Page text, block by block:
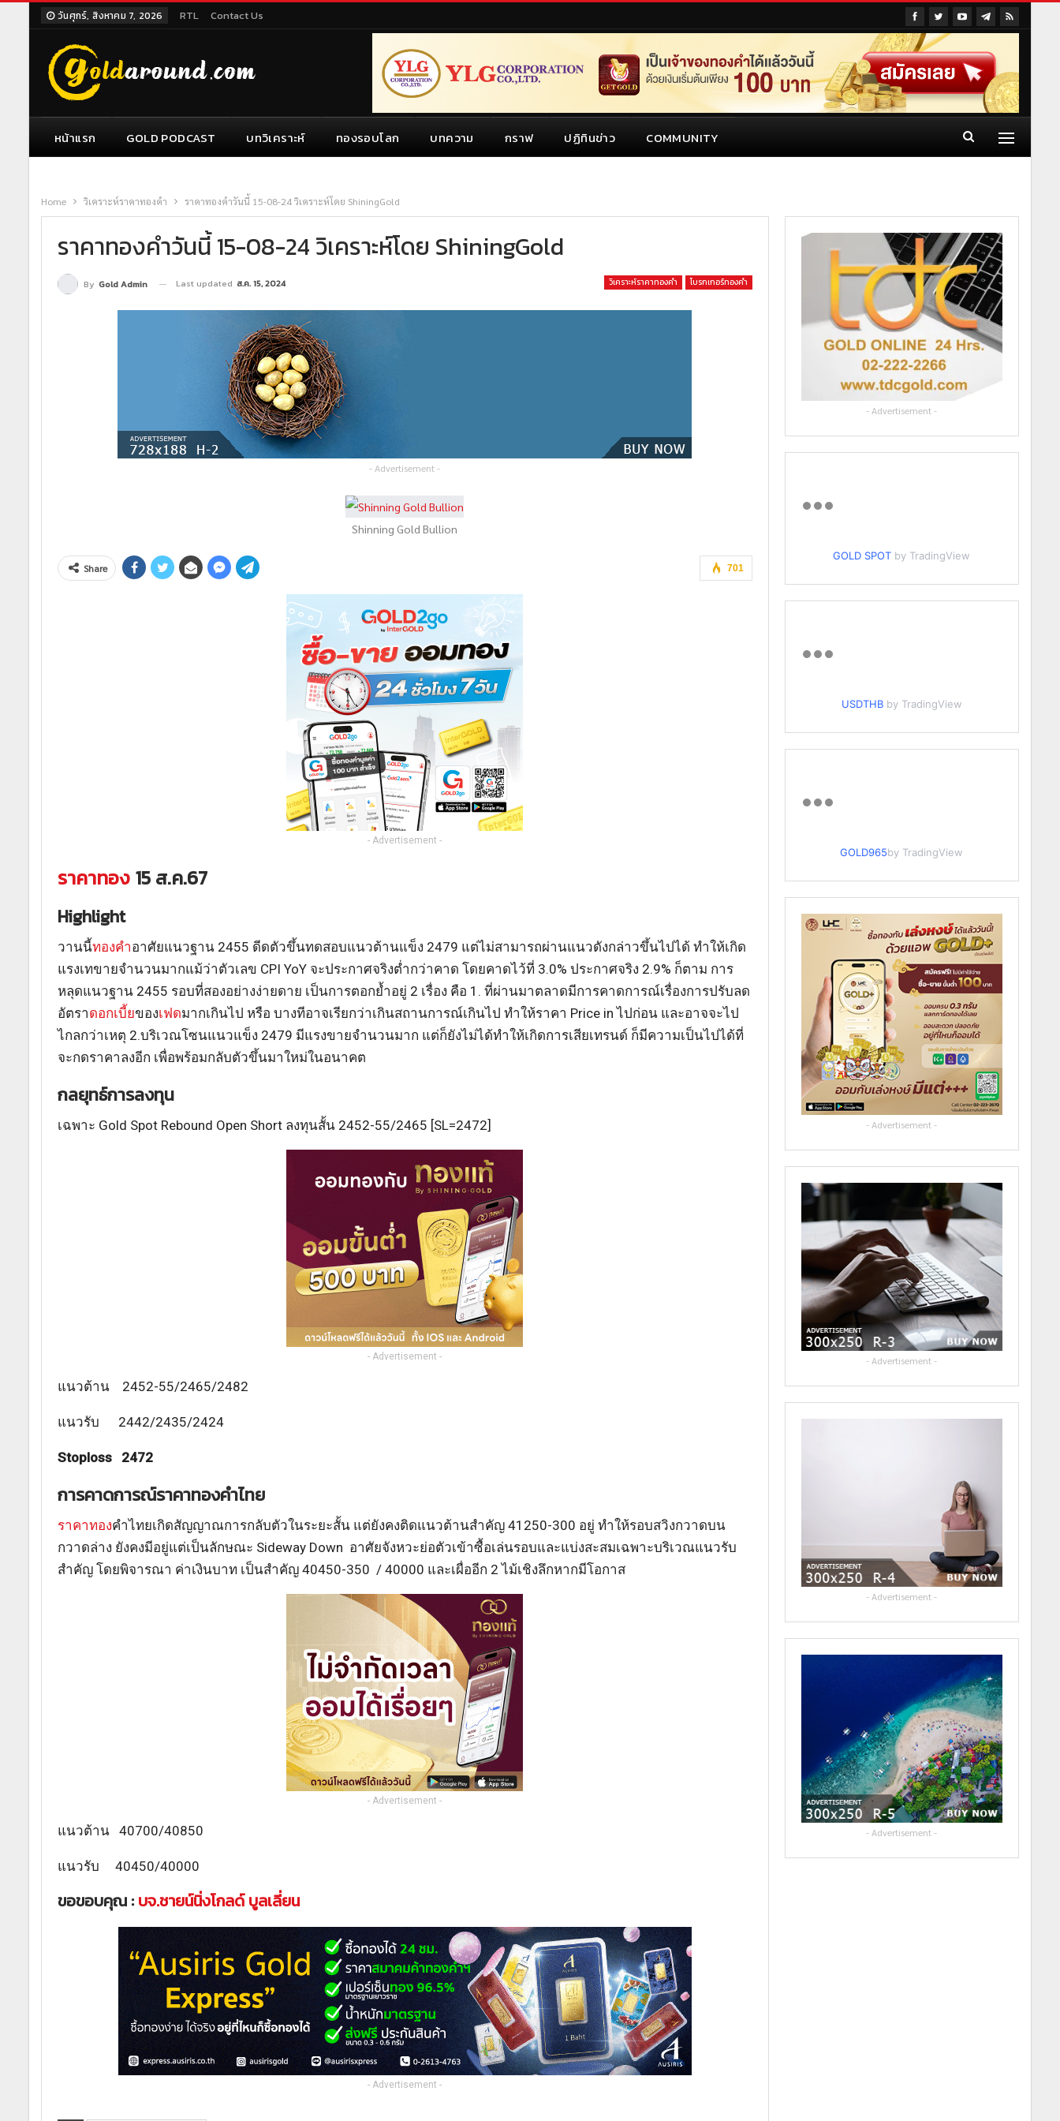
วันศุกร์, สิงหาคม 7, 2026 RTL Contact Us
หน้าแรก GOLD PODCAST บทวิเคราะห์ ทองรอบโลก บทความ กราฟ ปฏิทินข่าว COMMUNITY
Home วิเคราะห์ราคาทองคำ ราคาทองคำวันนี้ 15-08-24 วิเคราะห์โดย ShiningGold
ราคาทองคำวันนี้ 15-08-24 วิเคราะห์โดย ShiningGold
วิเคราะห์ราคาทองคำ โบรกเกอร์ทองคำ
By Gold Admin Last updated ส.ค. 15, 2024
- Advertisement -
Shinning Gold Bullion
701
Share
- Advertisement -
ราคาทอง 15 ส.ค.67
Highlight
วานนี้ทองคำอาศัยแนวฐาน 2455 ดีดตัวขึ้นทดสอบแนวต้านแข็ง 2479 แต่ไม่สามารถผ่านแนวดังกล่าวขึ้นไปได้ ทำให้เกิด
แรงเทขายจำนวนมากแม้ว่าตัวเลข CPI YoY จะประกาศจริงต่ำกว่าคาด โดยคาดไว้ที่ 3.0% ประกาศจริง 2.9% ก็ตาม การ
หลุดแนวฐาน 2455 รอบที่สองอย่างง่ายดาย เป็นการตอกย้ำอยู่ 2 เรื่อง คือ 1. ที่ผ่านมาตลาดมีการคาดการณ์เรื่องการปรับลด
อัตราดอกเบี้ยของเฟดมากเกินไป หรือ บางทีอาจเรียกว่าเกินสถานการณ์เกินไป ทำให้ราคา Price in ไปก่อน และอาจจะไป
ไกลกว่าเหตุ 2.บริเวณโซนแนวแข็ง 2479 มีแรงขายจำนวนมาก แต่ก็ยังไม่ได้ทำให้เกิดการเสียเทรนด์ ก็มีความเป็นไปได้ที่
จะกดราคาลงอีก เพื่อพร้อมกลับตัวขึ้นมาใหม่ในอนาคต
กลยุทธ์การลงทุน
เฉพาะ Gold Spot Rebound Open Short ลงทุนสั้น 2452-55/2465 [SL=2472]
- Advertisement -
แนวต้าน 2452-55/2465/2482
แนวรับ 2442/2435/2424
Stoploss 2472
การคาดการณ์ราคาทองคำไทย
ราคาทองคำไทยเกิดสัญญาณการกลับตัวในระยะสั้น แต่ยังคงติดแนวต้านสำคัญ 41250-300 อยู่ ทำให้รอบสวิงกวาดบน
กวาดล่าง ยังคงมีอยู่แต่เป็นลักษณะ Sideway Down อาศัยจังหวะย่อตัวเข้าซื้อเล่นรอบและแบ่งสะสมเฉพาะบริเวณแนวรับ
สำคัญ โดยพิจารณา ค่าเงินบาท เป็นสำคัญ 40450-350 / 40000 และเผื่ออีก 2 ไม้เชิงลึกหากมีโอกาส
- Advertisement -
แนวต้าน 40700/40850
แนวรับ 40450/40000
ขอขอบคุณ : บจ.ชายน์นิ่งโกลด์ บูลเลี่ยน
- Advertisement -
- Advertisement -
GOLD SPOT by TradingView
USDTHB by TradingView
GOLD965by TradingView
- Advertisement -
- Advertisement -
- Advertisement -
- Advertisement -